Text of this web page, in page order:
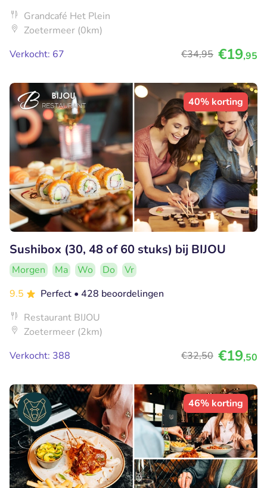
Grandcafé Het Plein
Zoetermeer (0km)
Verkocht: 67
€34,95 €19,95
40% korting
Sushibox (30, 48 of 60 stuks) bij BIJOU
Morgen Ma Wo Do
Vr
9.5
Perfect • 428 beoordelingen
Restaurant BIJOU
Zoetermeer (2km)
Verkocht: 388
€32,50 €19,50
46% korting